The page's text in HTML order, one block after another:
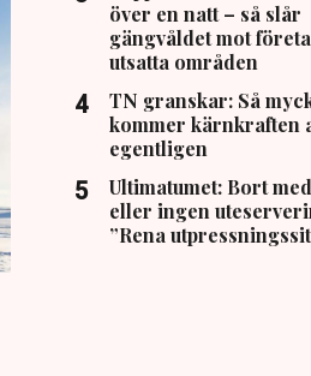
över en natt – så slår
gängvåldet mot
utsatta områden
TN granskar: Så
kommer kärnkraften
egentligen
Ultimatumet: Bort
eller ingen
”Rena